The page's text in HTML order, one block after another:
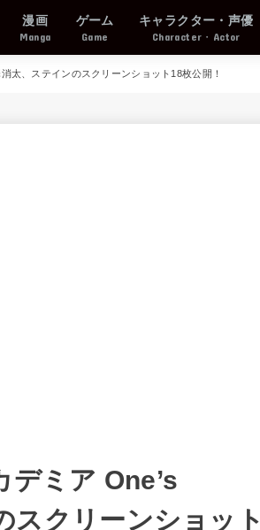
漫画
Manga
ゲーム
Game
キャラクター・声優
Character・Actor
太、ステインのスクリーンショット18枚公開！
ミア One’s
スクリーンショット